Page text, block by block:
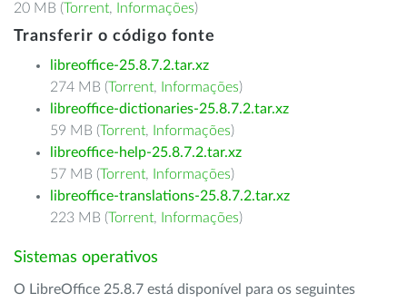
20 MB (Torrent, Informações)
Transferir o código fonte
libreoffice-25.8.7.2.tar.xz
274 MB (Torrent, Informações)
libreoffice-dictionaries-25.8.7.2.tar.xz
59 MB (Torrent, Informações)
libreoffice-help-25.8.7.2.tar.xz
57 MB (Torrent, Informações)
libreoffice-translations-25.8.7.2.tar.xz
223 MB (Torrent, Informações)
Sistemas operativos
O LibreOffice 25.8.7 está disponível para os seguintes